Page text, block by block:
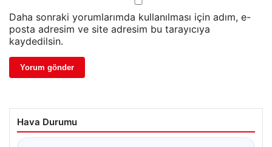
Daha sonraki yorumlarımda kullanılması için adım, e-
posta adresim ve site adresim bu tarayıcıya
kaydedilsin.
Hava Durumu